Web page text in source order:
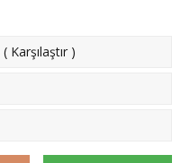
( Karşılaştır )